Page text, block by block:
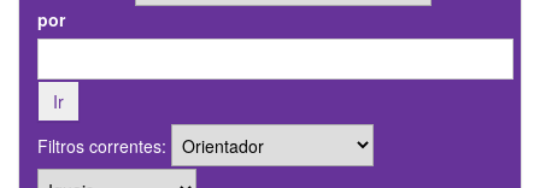
por
Filtros correntes: